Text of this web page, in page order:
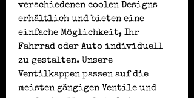
verschiedenen coolen Designs
erhältlich und bieten eine
einfache Möglichkeit, Ihr
Fahrrad oder Auto individuell
zu gestalten. Unsere
Ventilkappen passen auf die
meisten gängigen Ventile und